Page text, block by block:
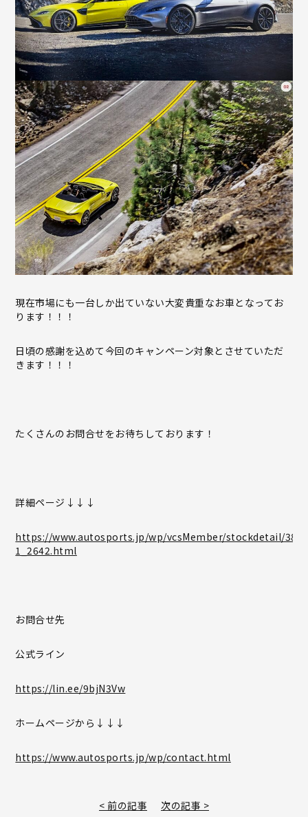
現在市場にも一台しか出ていない大変貴重なお車となってお
ります！！！
日頃の感謝を込めて今回のキャンペーン対象とさせていただ
きます！！！
たくさんのお問合せをお待ちしております！
詳細ページ↓↓↓
https://www.autosports.jp/wp/vcsMember/stockdetail/384-
1_2642.html
お問合せ先
公式ライン
https://lin.ee/9bjN3Vw
ホームページから↓↓↓
https://www.autosports.jp/wp/contact.html
< 前の記事 次の記事 >